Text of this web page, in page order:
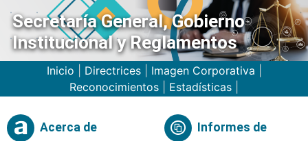
Secretaría General, Gobierno
Institucional y Reglamentos
Inicio Directrices| Imagen Corporativa
Reconocimientos
Estadísticas
Acerca de Informes de